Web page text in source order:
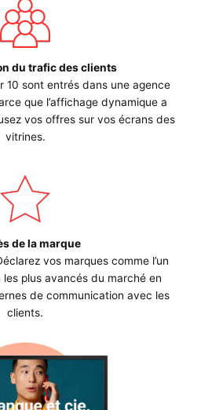
du trafic des clients
10 sont entrés dans une agence
que l’affichage dynamique a
vos offres sur vos écrans des
vitrines.
de la marque
vos marques comme l’un
plus avancés du marché en
de communication avec les
clients.